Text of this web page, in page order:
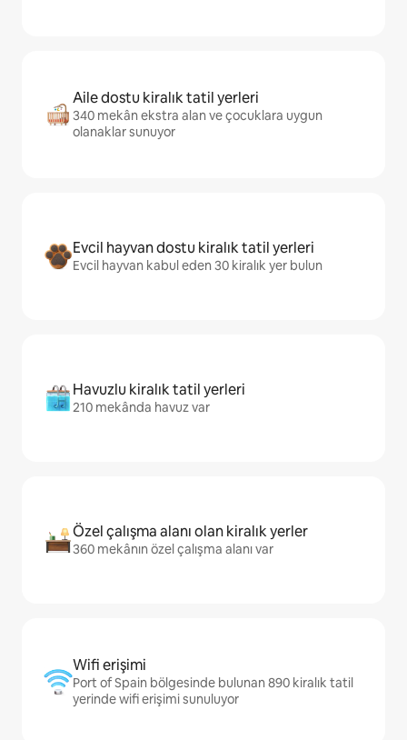
Aile dostu kiralık tatil yerleri
340 mekân ekstra alan ve çocuklara uygun
olanaklar sunuyor
Evcil hayvan dostu kiralık tatil yerleri
Evcil hayvan kabul eden 30 kiralık yer bulun
Havuzlu kiralık tatil yerleri
210 mekânda havuz var
Özel çalışma alanı olan kiralık yerler
360 mekânın özel çalışma alanı var
Wifi erişimi
Port of Spain bölgesinde bulunan 890 kiralık tatil
yerinde wifi erişimi sunuluyor